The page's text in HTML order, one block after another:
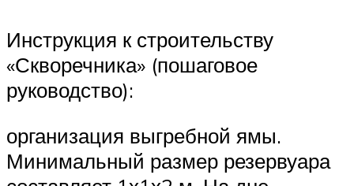
Инструкция к строительству
«Скворечника» (пошаговое
руководство):
организация выгребной ямы.
Минимальный размер резервуара